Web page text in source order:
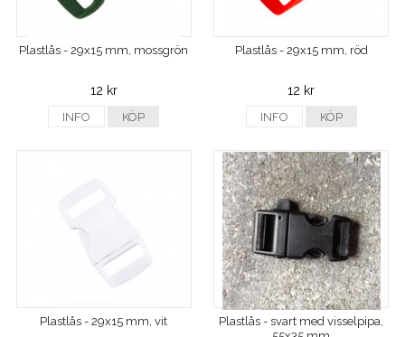
Plastlås - 29x15 mm, mossgrön
12 kr
INFO KÖP
Plastlås - 29x15 mm, röd
12 kr
INFO KÖP
Plastlås - 29x15 mm, vit
Plastlås - svart med visselpipa,